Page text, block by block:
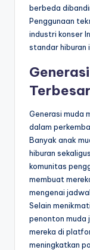
berbeda
Penggunaan
industri konser
standar hiburan
Terbesar
Generasi muda
dalam
Banyak anak
hiburan
komunitas
membuat
mengenai
Selain
penonton muda
mereka di
meningkatkan